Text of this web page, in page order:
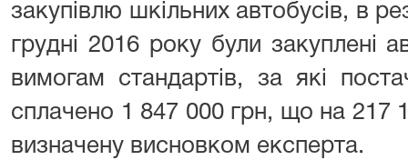
закупівлю шкільних автобусів, в
грудні 2016 року були закуплені
вимогам стандартів, за які
сплачено 1 847 000 грн, що на 217
визначену висновком експерта.